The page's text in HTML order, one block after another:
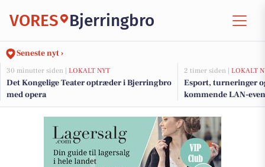
VORES Bjerringbro
Seneste nyt ›
30 minutter siden | LOKALT NYT
Det Kongelige Teater optræder i Bjerringbro
med opera
2 timer siden | LOKALT
Esport, turneringer
kommende LAN-